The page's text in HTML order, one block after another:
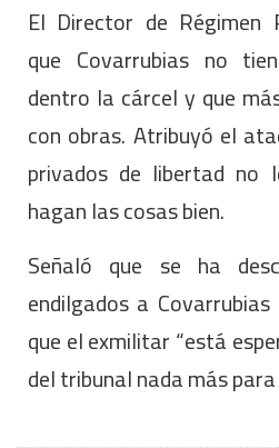
El Director de Régimen
que Covarrubias no
dentro la cárcel y que
con obras. Atribuyó el
privados de libertad no
hagan las cosas bien.
Señaló que se ha
endilgados a
que el exmilitar “está
del tribunal nada más